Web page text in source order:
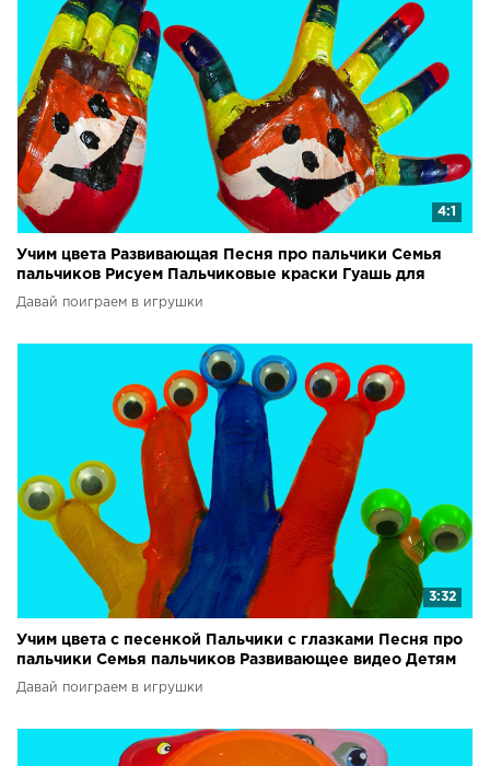
4:1
Учим цвета Развивающая Песня про пальчики Семья
пальчиков Рисуем Пальчиковые краски Гуашь для
детей
Давай поиграем в игрушки
3:32
Учим цвета с песенкой Пальчики с глазками Песня про
пальчики Семья пальчиков Развивающее видео Детям
Давай поиграем в игрушки